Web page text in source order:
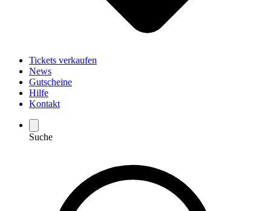
Tickets verkaufen
News
Gutscheine
Hilfe
Kontakt
Suche